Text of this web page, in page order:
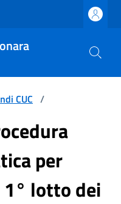
CUC /
per
lotto dei